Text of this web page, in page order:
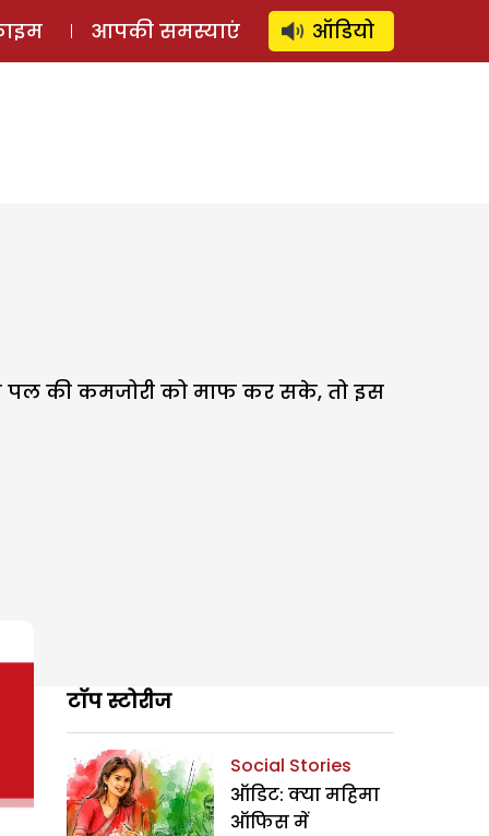
लॉग इन ⚲ SUBSCRIBE
आपकी समस्याएं ऑडियो
पल की कमजोरी को माफ कर सके, तो इस
टॉप स्टोरीज
Social Stories
ऑडिट: क्या महिमा
ऑफिस में